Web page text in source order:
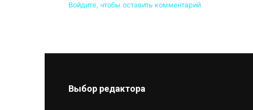
Войдите, чтобы оставить комментарий
Выбор редактора